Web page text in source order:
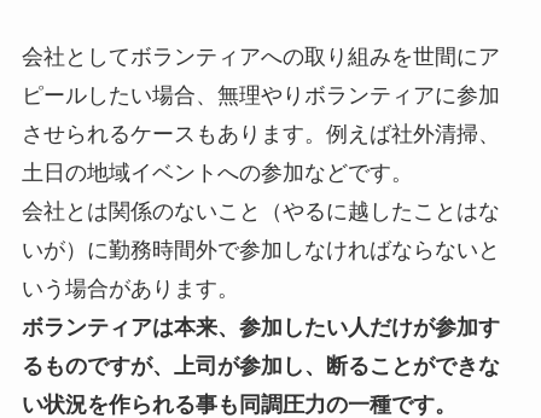
会社としてボランティアへの取り組みを世間にア
ピールしたい場合、無理やりボランティアに参加
させられるケースもあります。例えば社外清掃、
土日の地域イベントへの参加などです。
会社とは関係のないこと（やるに越したことはな
いが）に勤務時間外で参加しなければならないと
いう場合があります。
ボランティアは本来、参加したい人だけが参加す
るものですが、上司が参加し、断ることができな
い状況を作られる事も同調圧力の一種です。